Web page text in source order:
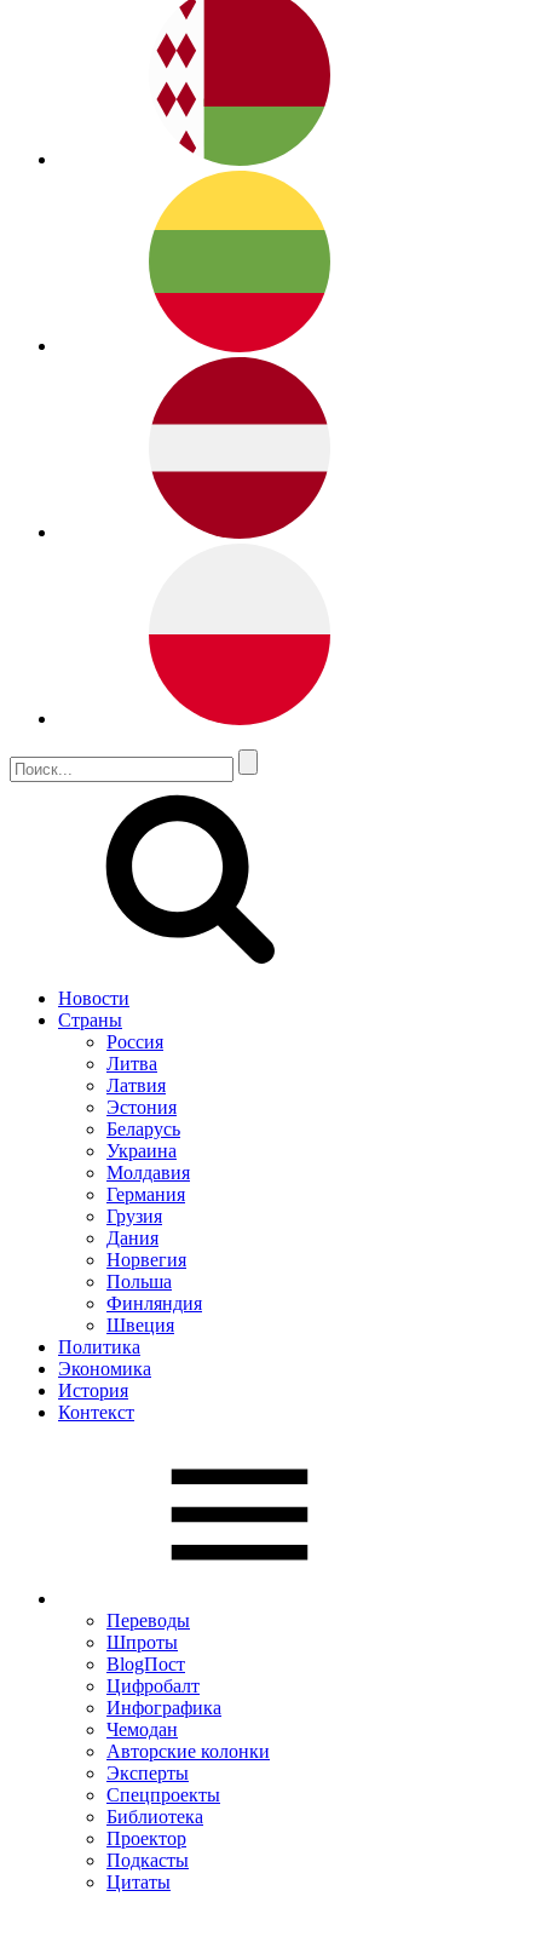
Новости
Страны
Россия
Литва
Латвия
Эстония
Беларусь
Украина
Молдавия
Германия
Грузия
Дания
Норвегия
Польша
Финляндия
Швеция
Политика
Экономика
История
Контекст
Переводы
Шпроты
BlogПост
Цифробалт
Инфографика
Чемодан
Авторские колонки
Эксперты
Спецпроекты
Библиотека
Проектор
Подкасты
Цитаты